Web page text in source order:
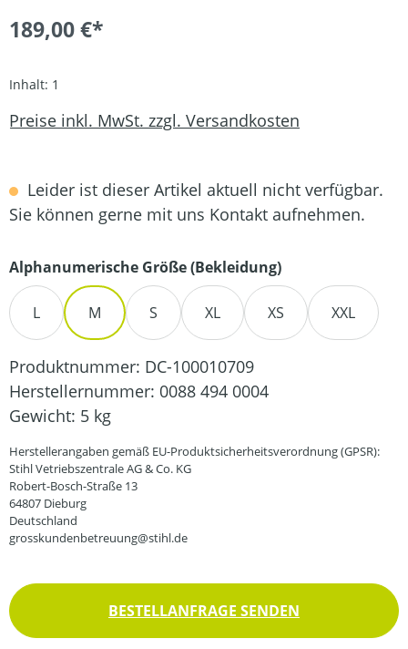
189,00 €*
Inhalt: 1
Preise inkl. MwSt. zzgl. Versandkosten
Leider ist dieser Artikel aktuell nicht verfügbar.
Sie können gerne mit uns Kontakt aufnehmen.
Alphanumerische Größe (Bekleidung)auswählen
L M S XL XS XXL
Produktnummer: DC-100010709
Herstellernummer: 0088 494 0004
Gewicht: 5 kg
Herstellerangaben gemäß EU-Produktsicherheitsverordnung (GPSR):
Stihl Vetriebszentrale AG & Co. KG
Robert-Bosch-Straße 13
64807 Dieburg
Deutschland
grosskundenbetreuung@stihl.de
BESTELLANFRAGE SENDEN